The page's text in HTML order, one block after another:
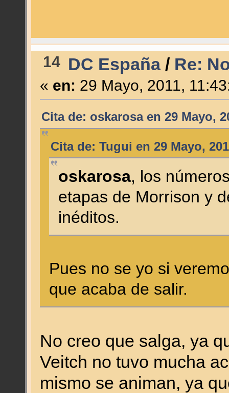
14 DC España/ Re:
« en: 29 Mayo, 2011,
Cita de: oskarosa en 29 Mayo,
Cita de: Tugui en 29 Mayo,
oskarosa, los
etapas de Morrison y
inéditos.
Pues no se yo si
que acaba de salir.
No creo que salga, ya
Veitch no tuvo mucha
mismo se animan, ya